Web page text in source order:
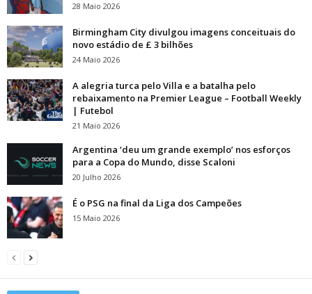
28 Maio 2026
Birmingham City divulgou imagens conceituais do
novo estádio de £ 3 bilhões
24 Maio 2026
A alegria turca pelo Villa e a batalha pelo
rebaixamento na Premier League – Football Weekly
| Futebol
21 Maio 2026
Argentina ‘deu um grande exemplo’ nos esforços
para a Copa do Mundo, disse Scaloni
20 Julho 2026
É o PSG na final da Liga dos Campeões
15 Maio 2026